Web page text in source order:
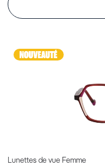
Lunettes de vue Femme